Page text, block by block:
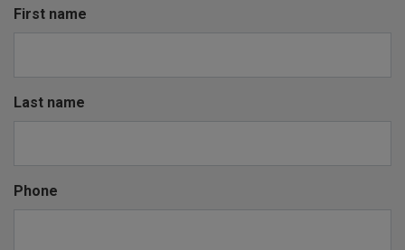
First name
Last name
Phone